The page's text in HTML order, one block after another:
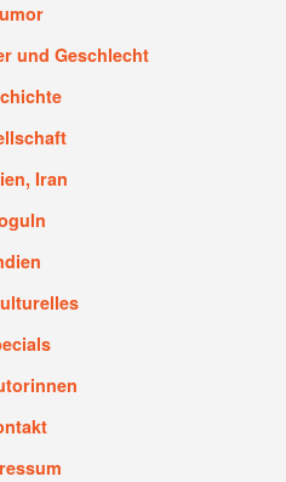
und Geschlecht
Iran